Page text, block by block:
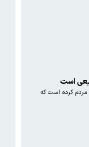
است
کرده است که